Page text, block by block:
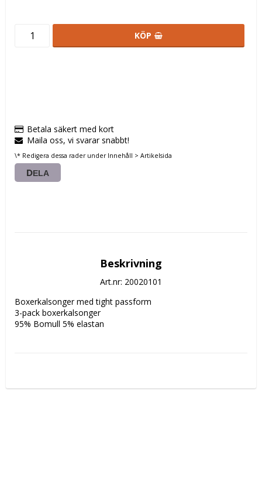
KÖP
Betala säkert med kort
Maila oss, vi svarar snabbt!
\* Redigera dessa rader under Innehåll > Artikelsida
DELA
Beskrivning
Art.nr: 20020101
Boxerkalsonger med tight passform
3-pack boxerkalsonger
95% Bomull 5% elastan